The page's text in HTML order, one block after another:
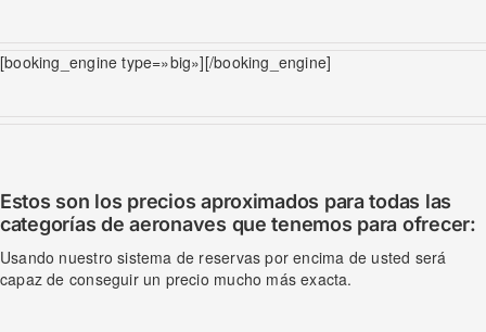
[booking_engine type=»big»][/booking_engine]
Estos son los precios aproximados para todas las
categorías de aeronaves que tenemos para ofrecer:
Usando nuestro sistema de reservas por encima de usted será
capaz de conseguir un precio mucho más exacta.